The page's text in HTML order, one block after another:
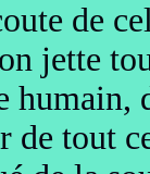
de
jette
humain,
de tout